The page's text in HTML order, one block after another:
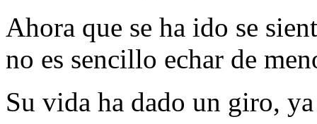
Ahora que se ha ido se
no es sencillo echar de
Su vida ha dado un giro,